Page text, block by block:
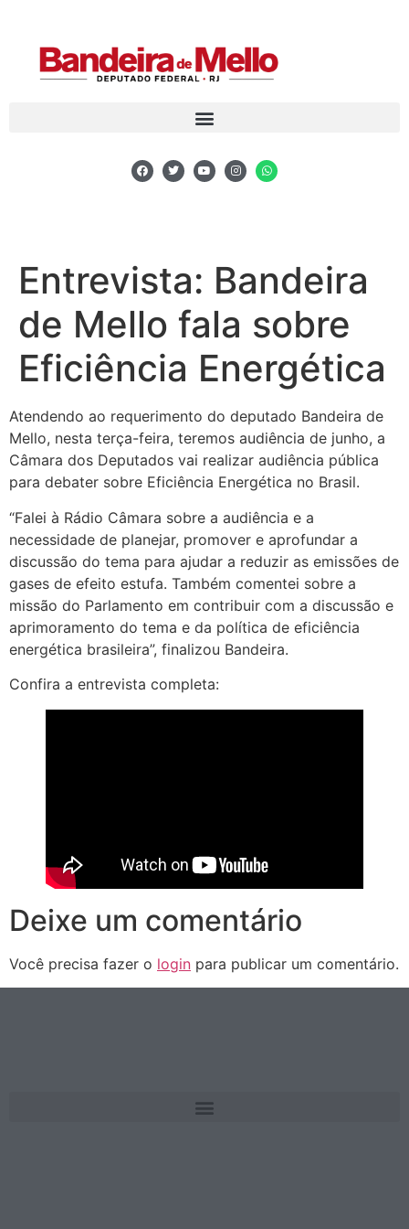
Entrevista: Bandeira
de Mello fala sobre
Eficiência Energética
Atendendo ao requerimento do deputado Bandeira de
Mello, nesta terça-feira, teremos audiência de junho, a
Câmara dos Deputados vai realizar audiência pública
para debater sobre Eficiência Energética no Brasil.
“Falei à Rádio Câmara sobre a audiência e a
necessidade de planejar, promover e aprofundar a
discussão do tema para ajudar a reduzir as emissões de
gases de efeito estufa. Também comentei sobre a
missão do Parlamento em contribuir com a discussão e
aprimoramento do tema e da política de eficiência
energética brasileira”, finalizou Bandeira.
Confira a entrevista completa:
Deixe um comentário
Você precisa fazer o login para publicar um comentário.